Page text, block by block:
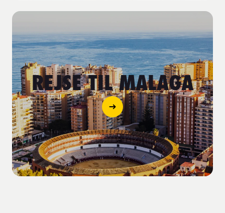
REJSE TIL MALAGA